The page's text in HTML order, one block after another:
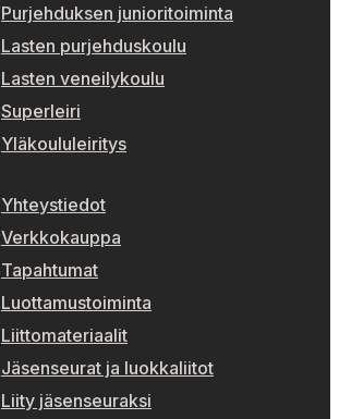
Purjehduksen junioritoiminta
Lasten purjehduskoulu
Lasten veneilykoulu
Superleiri
Yläkoululeiritys
Yhteystiedot
Verkkokauppa
Tapahtumat
Luottamustoiminta
Liittomateriaalit
Jäsenseurat ja luokkaliitot
Liity jäsenseuraksi